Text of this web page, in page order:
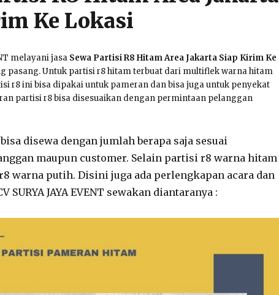
Ke Lokasi
melayani jasa Sewa Partisi R8 Hitam Area Jakarta Siap Kirim Ke
pasang. Untuk partisi r8 hitam terbuat dari multiflek warna hitam
r8 ini bisa dipakai untuk pameran dan bisa juga untuk penyekat
partisi r8 bisa disesuaikan dengan permintaan pelanggan
disewa dengan jumlah berapa saja sesuai
maupun customer. Selain partisi r8 warna hitam
warna putih. Disini juga ada perlengkapan acara dan
SURYA JAYA EVENT sewakan diantaranya :